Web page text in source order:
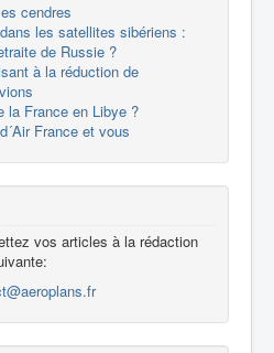
cendres
les satellites sibériens :
de Russie ?
à la réduction de
la France en Libye ?
France et vous
vos articles à la rédaction